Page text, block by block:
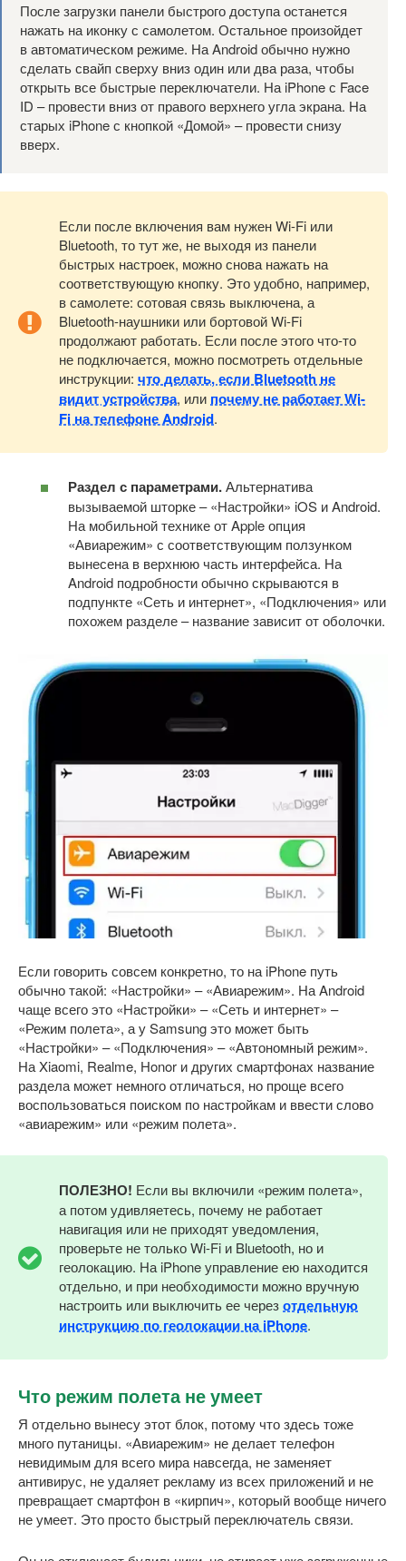
После загрузки панели быстрого доступа останется
нажать на иконку с самолетом. Остальное произойдет
в автоматическом режиме. На Android обычно нужно
сделать свайп сверху вниз один или два раза, чтобы
открыть все быстрые переключатели. На iPhone с Face
ID – провести вниз от правого верхнего угла экрана. На
старых iPhone с кнопкой «Домой» – провести снизу
вверх.
Если после включения вам нужен Wi-Fi или
Bluetooth, то тут же, не выходя из панели
быстрых настроек, можно снова нажать на
соответствующую кнопку. Это удобно, например,
в самолете: сотовая связь выключена, а
Bluetooth-наушники или бортовой Wi-Fi
продолжают работать. Если после этого что-то
не подключается, можно посмотреть отдельные
инструкции: что делать, если Bluetooth не
видит устройства, или почему не работает Wi-
Fi на телефоне Android.
Раздел с параметрами.Альтернатива
вызываемой шторке – «Настройки» iOS и Android.
На мобильной технике от Apple опция
«Авиарежим» с соответствующим ползунком
вынесена в верхнюю часть интерфейса. На
Android подробности обычно скрываются в
подпункте «Сеть и интернет», «Подключения» или
похожем разделе – название зависит от оболочки.
Если говорить совсем конкретно, то на iPhone путь
обычно такой: «Настройки» – «Авиарежим». На Android
чаще всего это «Настройки» – «Сеть и интернет» –
«Режим полета», а у Samsung это может быть
«Настройки» – «Подключения» – «Автономный режим».
На Xiaomi, Realme, Honor и других смартфонах название
раздела может немного отличаться, но проще всего
воспользоваться поиском по настройкам и ввести слово
«авиарежим» или «режим полета».
ПОЛЕЗНО! Если вы включили «режим полета»,
а потом удивляетесь, почему не работает
навигация или не приходят уведомления,
проверьте не только Wi-Fi и Bluetooth, но и
геолокацию. На iPhone управление ею находится
отдельно, и при необходимости можно вручную
настроить или выключить ее черезотдельную
инструкцию по геолокации на iPhone.
Что режим полета не умеет
Я отдельно вынесу этот блок, потому что здесь тоже
много путаницы. «Авиарежим» не делает телефон
невидимым для всего мира навсегда, не заменяет
антивирус, не удаляет рекламу из всех приложений и не
превращает смартфон в «кирпич», который вообще ничего
не умеет. Это просто быстрый переключатель связи.